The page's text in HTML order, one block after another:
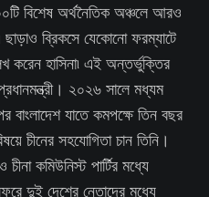
বিশেষ অর্থনৈতিক অঞ্চলে আরও
ব্রিকসে যেকোনো ফরম্যাটে
করেন হাসিনা৷ এই অন্তর্ভুক্তির
২০২৬ সালে মধ্যম
যাতে কমপক্ষে তিন বছর
চীনের সহযোগিতা চান তিনি।
কমিউনিস্ট পার্টির মধ্যে
দুই দেশের নেতাদের মধ্যে